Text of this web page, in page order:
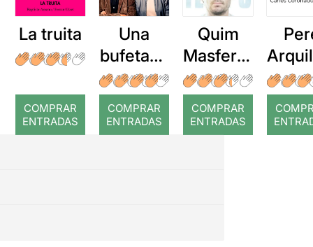
La truita
COMPRAR
ENTRADAS
Una
bufetada
a temps
COMPRAR
ENTRADAS
Quim
Masferre
r: Temps
COMPRAR
ENTRADAS
: